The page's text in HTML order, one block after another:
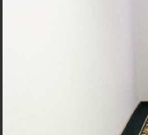
Фотогалерея наших работ по
пожалуйста, обращайтесь к нашим
в гостиничных вестибюлях, коридорах,